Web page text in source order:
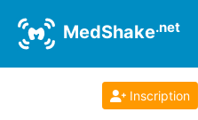
MedShake.net
Inscription